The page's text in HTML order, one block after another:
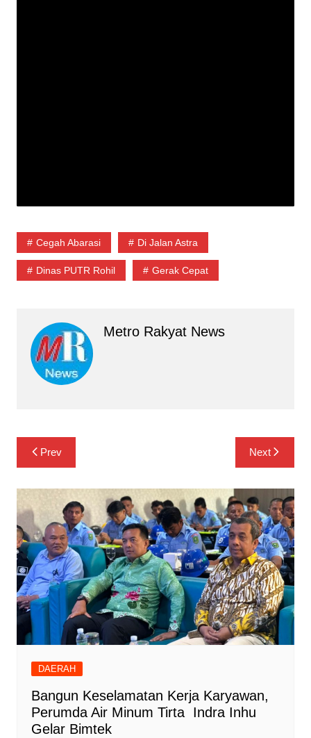
Cegah Abarasi Di Jalan Astra
Dinas PUTR Rohil Gerak Cepat
Metro Rakyat News
Navigasi
pos
Prev Next
DAERAH
Bangun Keselamatan Kerja Karyawan,
Perumda Air Minum Tirta Indra Inhu
Gelar Bimtek